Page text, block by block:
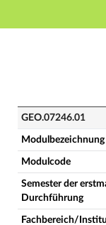
GEO.07246.01
GEO.07246.01
Modulbezeichnung
Modulcode
Semester der
Durchführung
Fachbereich/